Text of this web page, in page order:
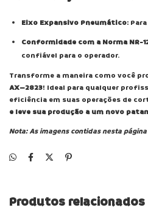
Eixo Expansivo Pneumático:
Conformidade com a Norma NR-
confiável para o operador.
Transforme a maneira como você
AX–2823! Ideal para qualquer
eficiência em suas operações de
e leve sua produção a um novo
Nota: As imagens contidas nesta
Produtos relacionados